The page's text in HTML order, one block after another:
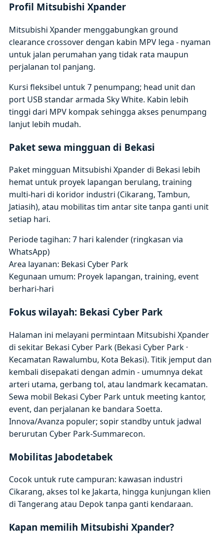
Profil Mitsubishi Xpander
Mitsubishi Xpander menggabungkan ground
clearance crossover dengan kabin MPV lega - nyaman
untuk jalan perumahan yang tidak rata maupun
perjalanan tol panjang.
Kursi fleksibel untuk 7 penumpang; head unit dan
port USB standar armada Sky White. Kabin lebih
tinggi dari MPV kompak sehingga akses penumpang
lanjut lebih mudah.
Paket sewa mingguan di Bekasi
Paket mingguan Mitsubishi Xpander di Bekasi lebih
hemat untuk proyek lapangan berulang, training
multi-hari di koridor industri (Cikarang, Tambun,
Jatiasih), atau mobilitas tim antar site tanpa ganti unit
setiap hari.
Periode tagihan: 7 hari kalender (ringkasan via
WhatsApp)
Area layanan: Bekasi Cyber Park
Kegunaan umum: Proyek lapangan, training, event
berhari-hari
Fokus wilayah: Bekasi Cyber Park
Halaman ini melayani permintaan Mitsubishi Xpander
di sekitar Bekasi Cyber Park (Bekasi Cyber Park ·
Kecamatan Rawalumbu, Kota Bekasi). Titik jemput dan
kembali disepakati dengan admin - umumnya dekat
arteri utama, gerbang tol, atau landmark kecamatan.
Sewa mobil Bekasi Cyber Park untuk meeting kantor,
event, dan perjalanan ke bandara Soetta.
Innova/Avanza populer; sopir standby untuk jadwal
berurutan Cyber Park-Summarecon.
Mobilitas Jabodetabek
Cocok untuk rute campuran: kawasan industri
Cikarang, akses tol ke Jakarta, hingga kunjungan klien
di Tangerang atau Depok tanpa ganti kendaraan.
Kapan memilih Mitsubishi Xpander?